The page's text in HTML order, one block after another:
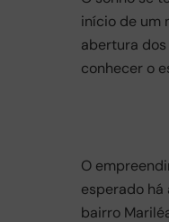
c
e
b
k
s
A
início de um
abertura
conhecer o
O
esperado há
bairro